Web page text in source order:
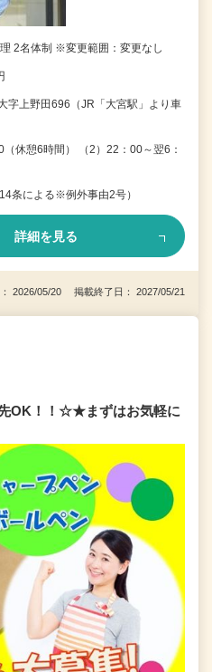
2名体制 ※変更範囲：変更なし
字上野田696（JR「大宮駅」より車
（休憩6時間） （2）22：00～翌6：
条による※例外事由2号）
詳細を見る
2026/05/20 掲載終了日： 2027/05/21
OK！！☆★まずはお気軽に